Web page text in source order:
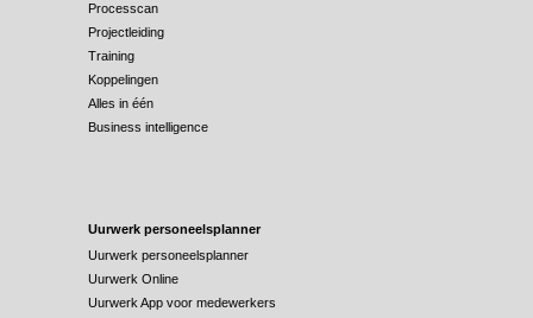
Processcan
Projectleiding
Training
Koppelingen
Alles in één
Business intelligence
Uurwerk personeelsplanner
Uurwerk personeelsplanner
Uurwerk Online
Uurwerk App voor medewerkers